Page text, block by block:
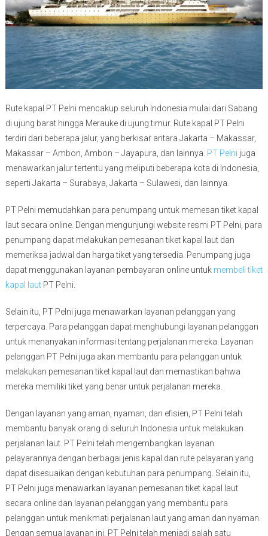
Rute kapal PT Pelni mencakup seluruh Indonesia mulai dari Sabang
di ujung barat hingga Merauke di ujung timur. Rute kapal PT Pelni
terdiri dari beberapa jalur, yang berkisar antara Jakarta – Makassar,
Makassar – Ambon, Ambon – Jayapura, dan lainnya. PT Pelni juga
menawarkan jalur tertentu yang meliputi beberapa kota di Indonesia,
seperti Jakarta – Surabaya, Jakarta – Sulawesi, dan lainnya.
PT Pelni memudahkan para penumpang untuk memesan tiket kapal
laut secara online. Dengan mengunjungi website resmi PT Pelni, para
penumpang dapat melakukan pemesanan tiket kapal laut dan
memeriksa jadwal dan harga tiket yang tersedia. Penumpang juga
dapat menggunakan layanan pembayaran online untuk membeli tiket
kapal lautPT Pelni.
Selain itu, PT Pelni juga menawarkan layanan pelanggan yang
terpercaya. Para pelanggan dapat menghubungi layanan pelanggan
untuk menanyakan informasi tentang perjalanan mereka. Layanan
pelanggan PT Pelni juga akan membantu para pelanggan untuk
melakukan pemesanan tiket kapal laut dan memastikan bahwa
mereka memiliki tiket yang benar untuk perjalanan mereka.
Dengan layanan yang aman, nyaman, dan efisien, PT Pelni telah
membantu banyak orang di seluruh Indonesia untuk melakukan
perjalanan laut. PT Pelni telah mengembangkan layanan
pelayarannya dengan berbagai jenis kapal dan rute pelayaran yang
dapat disesuaikan dengan kebutuhan para penumpang. Selain itu,
PT Pelni juga menawarkan layanan pemesanan tiket kapal laut
secara online dan layanan pelanggan yang membantu para
pelanggan untuk menikmati perjalanan laut yang aman dan nyaman.
Dengan semua layanan ini, PT Pelni telah menjadi salah satu